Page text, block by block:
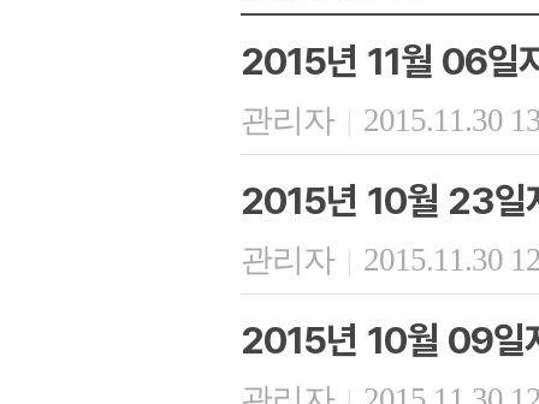
2015년 11월 06일
관리자 | 2015.11.30
2015년 10월 23일
관리자 | 2015.11.30
2015년 10월 09일